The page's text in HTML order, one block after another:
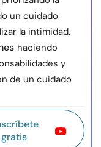
un cuidado
la intimidad.
haciendo
y
de un cuidado
gratis